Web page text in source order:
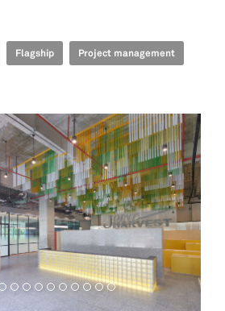
Flagship Project management